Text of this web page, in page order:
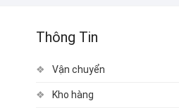
Thông Tin
Vận chuyển
Kho hàng